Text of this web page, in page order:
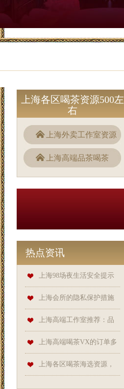
上海各区喝茶资源500左
右
上海外卖工作室资源
上海高端品茶喝茶
热点资讯
上海98场夜生活安全提示
上海会所的隐私保护措施
如何？上海高端工作室推荐：品
茶搭配与品尝技巧
上海高端喝茶VX的订单多
久能送达？
上海各区喝茶海选资源，